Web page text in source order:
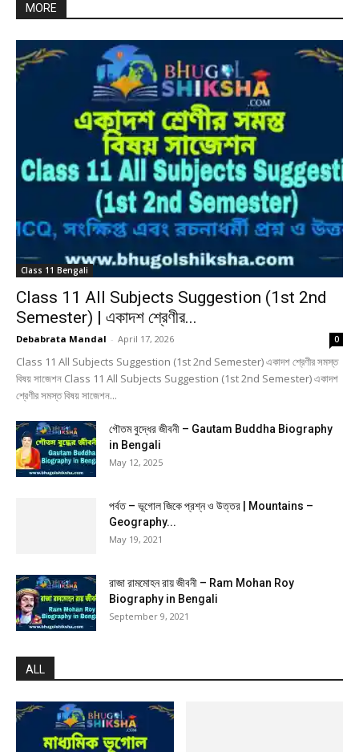
MORE
Class 11 Bengali
Class 11 All Subjects Suggestion (1st 2nd
Semester) | একাদশ শ্রেণীর...
Debabrata Mandal - April 17, 2026 0
Class 11 All Subjects Suggestion (1st 2nd Semester) একাদশ শ্রেণীর সমস্ত
বিষয় সাজেশন Class 11 All Subjects Suggestion (1st 2nd Semester) একাদশ
শ্রেণীর সমস্ত বিষয় সাজেশন...
গৌতম বুদ্ধের জীবনী – Gautam Buddha Biography
in Bengali
May 12, 2025
পর্বত – ভূগোল জিকে প্রশ্ন ও উত্তর | Mountains –
Geography...
May 19, 2021
রাজা রামমোহন রায় জীবনী – Ram Mohan Roy
Biography in Bengali
September 9, 2021
ALL